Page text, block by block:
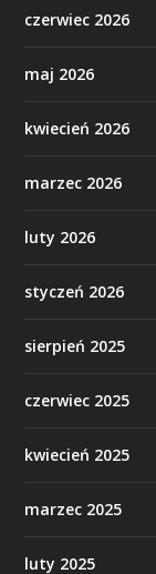
czerwiec 2026
maj 2026
kwiecień 2026
marzec 2026
luty 2026
styczeń 2026
sierpień 2025
czerwiec 2025
kwiecień 2025
marzec 2025
luty 2025